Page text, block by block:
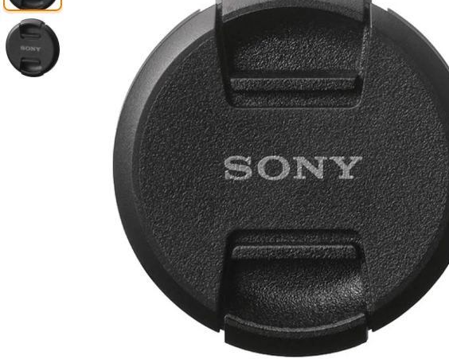
peak design
5 . canon sx740 hs
6. lavaliera
7 . card memorie
8. dji mic mini
9. dji osmo
10. insta 360